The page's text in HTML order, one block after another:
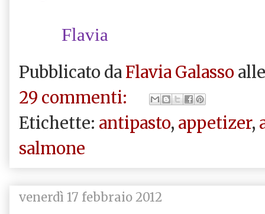
Flavia
Pubblicato da Flavia Galasso
29 commenti:
Etichette: antipasto, appetizer,
salmone
venerdì 17 febbraio 2012